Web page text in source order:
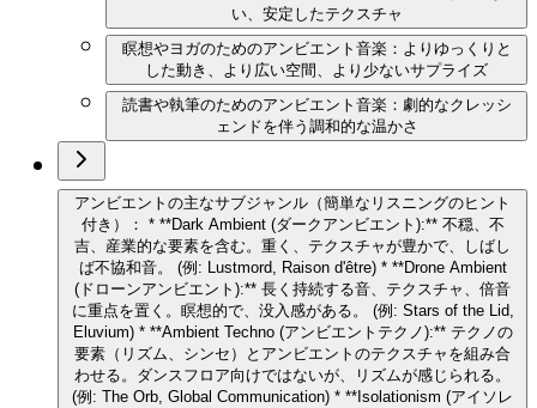
い、安定したテクスチャ
瞑想やヨガのためのアンビエント音楽：よりゆっくりと
した動き、より広い空間、より少ないサプライズ
読書や執筆のためのアンビエント音楽：劇的なクレッシ
ェンドを伴う調和的な温かさ
アンビエントの主なサブジャンル（簡単なリスニングのヒント
付き）： * **Dark Ambient (ダークアンビエント):** 不穏、不
吉、産業的な要素を含む。重く、テクスチャが豊かで、しばし
ば不協和音。 (例: Lustmord, Raison d'être) * **Drone Ambient
(ドローンアンビエント):** 長く持続する音、テクスチャ、倍音
に重点を置く。瞑想的で、没入感がある。 (例: Stars of the Lid,
Eluvium) * **Ambient Techno (アンビエントテクノ):** テクノの
要素（リズム、シンセ）とアンビエントのテクスチャを組み合
わせる。ダンスフロア向けではないが、リズムが感じられる。
(例: The Orb, Global Communication) * **Isolationism (アイソレ